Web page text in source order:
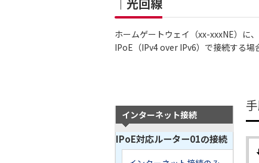
ホームゲートウェイ（xx-xxxNE）に
IPoE（IPv4 over IPv6）で接続する場
インターネット接続
IPoE対応ルーター01の接続